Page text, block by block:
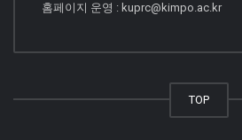
홈페이지 운영 : kuprc@kimpo.ac.kr
TOP